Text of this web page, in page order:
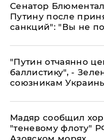
Сенатор
Путину после
санкций": "Вы не
"Путин отчаянно
баллистику", -
союзникам
Мадяр сообщил
"теневому флоту"